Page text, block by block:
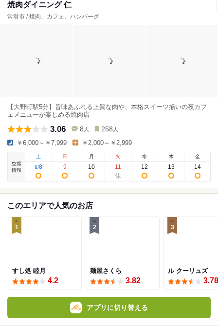
焼肉ダイニング 仁
常滑市 / 焼肉、カフェ、ハンバーグ
【大野町駅5分】旨味あふれる上質な肉や、本格スイーツ揃いの夜カフ
ェメニューが楽しめる焼肉店
3.06 8 人 258 人
￥6,000～￥7,999 ￥2,000～￥2,999
空席
情報
土
8/8
日
9
月
10
火
11
水
12
木
13
金
14
このエリアで人気のお店
1
すし処 睦月
4.2
2
麺屋さくら
3.82
3
ル クーリュズ
3.78
アプリに切り替える